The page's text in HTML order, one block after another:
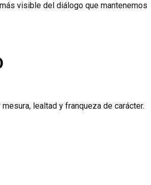
visible del diálogo que mantenemos
lealtad y franqueza de carácter.